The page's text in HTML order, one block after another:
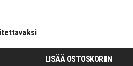
LISÄÄ OSTOSKORIIN